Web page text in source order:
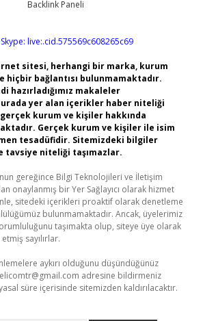
Skype: live:.cid.575569c608265c69
sitesi, herhangi bir marka, kurum
hiçbir bağlantısı bulunmamaktadır.
hazırladığımız makaleler
yer alan içerikler haber niteliği
kurum ve kişiler hakkında
Gerçek kurum ve kişiler ile isim
tesadüfidir. Sitemizdeki bilgiler
tavsiye niteliği taşımazlar.
gereğince Bilgi Teknolojileri ve İletişim
onaylanmış bir Yer Sağlayıcı olarak hizmet
sitedeki içerikleri proaktif olarak denetleme
bulunmamaktadır. Ancak, üyelerimiz
taşımakta olup, siteye üye olarak
sayılırlar.
aykırı olduğunu düşündüğünüz
adresine bildirmeniz
süre içerisinde sitemizden kaldırılacaktır.